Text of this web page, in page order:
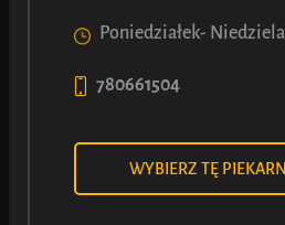
Poniedziałek-
780661504
WYBIERZ TĘ